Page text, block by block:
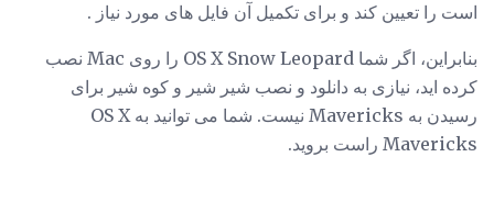
است را تعیین کند و برای تکمیل آن فایل های مورد نیاز .
بنابراین، اگر شما OS X Snow Leopard را روی Mac نصب
کرده اید، نیازی به دانلود و نصب شیر شیر و کوه شیر برای
رسیدن به Mavericks نیست. شما می توانید به OS X
Mavericks راست بروید.